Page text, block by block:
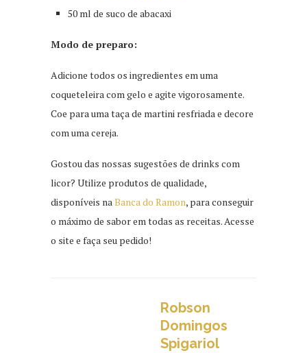
50 ml de suco de abacaxi
Modo de preparo:
Adicione todos os ingredientes em uma
coqueteleira com gelo e agite vigorosamente.
Coe para uma taça de martini resfriada e decore
com uma cereja.
Gostou das nossas sugestões de drinks com
licor? Utilize produtos de qualidade,
disponíveis na Banca do Ramon, para conseguir
o máximo de sabor em todas as receitas. Acesse
o site e faça seu pedido!
Robson
Domingos
Spigariol